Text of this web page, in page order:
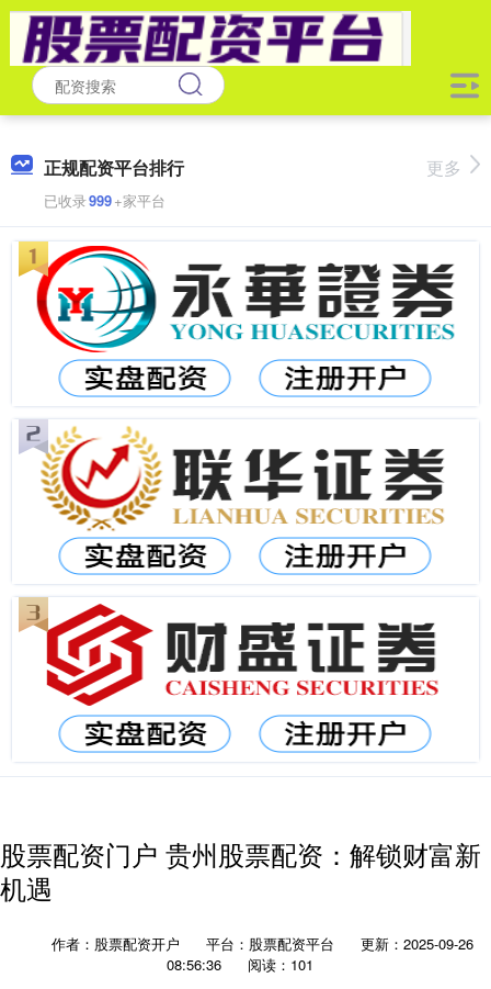
正规配资平台排行
已收录999+家平台
更多
股票配资门户 贵州股票配资：解锁财富新
机遇
作者：股票配资开户 平台：股票配资平台
更新：2025-09-26
08:56:36
阅读：101